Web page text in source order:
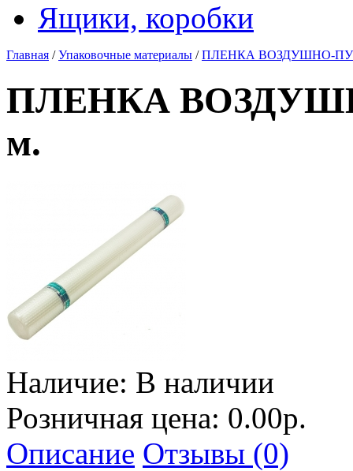
Ящики, коробки
Главная /Упаковочные материалы /ПЛЕНКА ВОЗДУШНО-
ПЛЕНКА
м.
Наличие: В наличии
Розничная цена: 0.00р.
Описание Отзывы (0)